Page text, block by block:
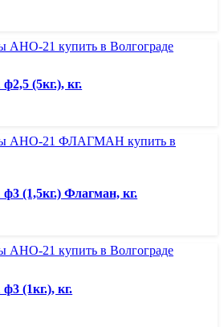
(5кг.), кг.
(1,5кг.) Флагман, кг.
(1кг.), кг.